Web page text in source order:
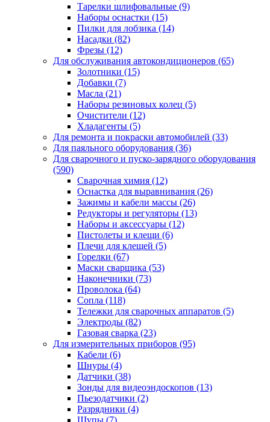
Тарелки шлифовальные (9)
Наборы оснастки (15)
Пилки для лобзика (14)
Насадки (82)
Фрезы (12)
Для обслуживания автокондиционеров (65)
Золотники (15)
Добавки (7)
Масла (21)
Наборы резиновых колец (5)
Очистители (12)
Хладагенты (5)
Для ремонта и покраски автомобилей (33)
Для паяльного оборудования (36)
Для сварочного и пуско-зарядного оборудования
(590)
Сварочная химия (12)
Оснастка для выравнивания (26)
Зажимы и кабели массы (26)
Редукторы и регуляторы (13)
Наборы и аксессуары (12)
Пистолеты и клещи (6)
Плечи для клещей (5)
Горелки (67)
Маски сварщика (53)
Наконечники (73)
Проволока (64)
Сопла (118)
Тележки для сварочных аппаратов (5)
Электроды (82)
Газовая сварка (23)
Для измерительных приборов (95)
Кабели (6)
Шнуры (4)
Датчики (38)
Зонды для видеоэндоскопов (13)
Пьезодатчики (2)
Разрядники (4)
Щупы (7)